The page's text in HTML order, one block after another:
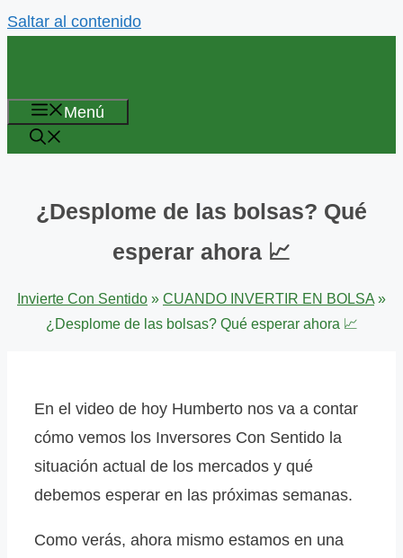
Saltar al contenido
Menú
¿Desplome de las bolsas? Qué
esperar ahora 📈
Invierte Con Sentido » CUANDO INVERTIR EN BOLSA »
¿Desplome de las bolsas? Qué esperar ahora 📈
En el video de hoy Humberto nos va a contar
cómo vemos los Inversores Con Sentido la
situación actual de los mercados y qué
debemos esperar en las próximas semanas.
Como verás, ahora mismo estamos en una